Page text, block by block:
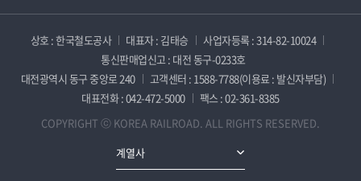
상호 : 한국철도공사 대표자 : 김태승
사업자등록 : 314-82-10024
통신판매업신고 : 대전 동구-0233호
대전광역시 동구 중앙로 240
고객센터 : 1588-7788(이용료 : 발신자부담)
대표전화 : 042-472-5000
팩스 : 02-361-8385
COPYRIGHT ⓒ KOREA RAILROAD. ALL RIGHTS RESERVED.
계열사